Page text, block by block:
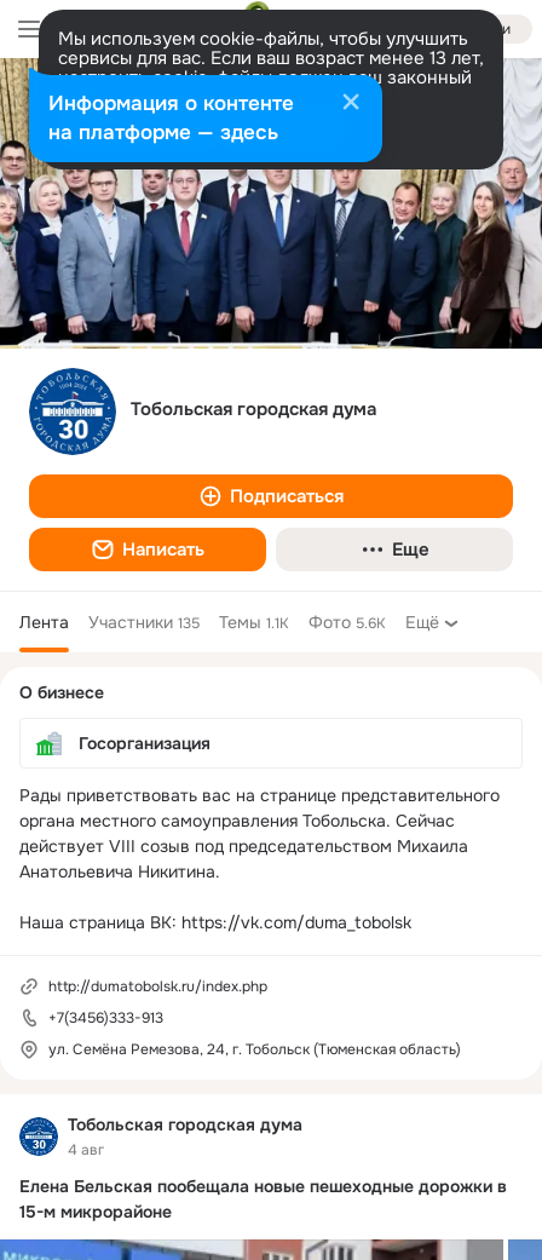
Войти
Мы используем cookie-файлы, чтобы улучшить
сервисы для вас. Если ваш возраст менее 13 лет,
настроить cookie-файлы должен ваш законный
представитель. Больше информации
Разрешить все Настроить
Тобольская городская дума
Подписаться
Написать Еще
Лента Участники 135 Темы 1.1K Фото 5.6K Ещё
Тобольская городская дума
4 авг
Елена Бельская пообещала новые пешеходные дорожки в
15-м микрорайоне
колонка
О бизнесе
Госорганизация
Рады приветствовать вас на странице представительного
органа местного самоуправления Тобольска. Сейчас
действует VIII созыв под председательством Михаила
Анатольевича Никитина.
Наша страница ВК: https://vk.com/duma_tobolsk
http://dumatobolsk.ru/index.php
+7(3456)333-913
ул. Семёна Ремезова, 24, г. Тобольск (Тюменская область)
Информация о контенте
на платформе — здесь